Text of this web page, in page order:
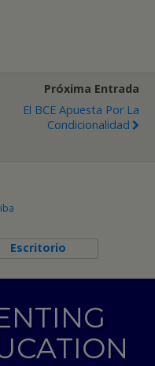
Próxima Entrada
El BCE Apuesta Por La
Condicionalidad
Escritorio